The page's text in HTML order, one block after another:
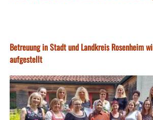
Betreuung in Stadt und Landkreis Rosenheim
aufgestellt